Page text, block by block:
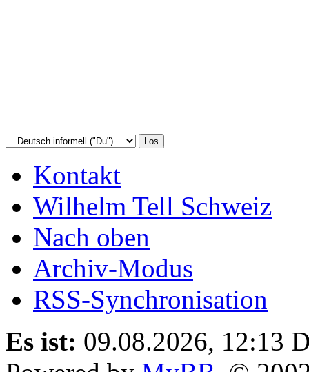
Kontakt
Wilhelm Tell Schweiz
Nach oben
Archiv-Modus
RSS-Synchronisation
Es ist: 09.08.2026, 12:13